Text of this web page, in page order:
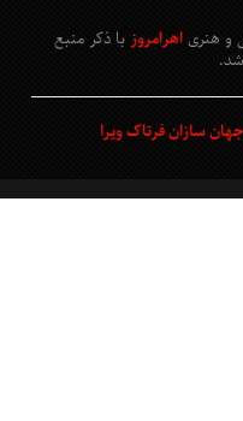
و هنری اهرامروز با ذکر منبع
.
سازان فرتاک ویرا